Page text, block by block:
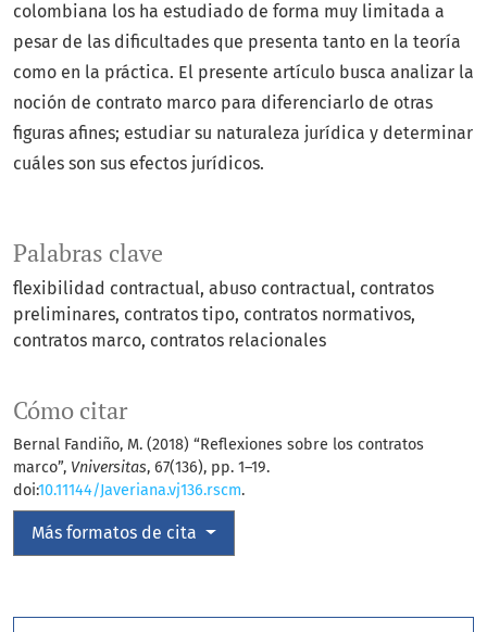
Palabras clave
flexibilidad contractual abuso contractual contratos
preliminares contratos tipo contratos normativos
contratos marco contratos relacionales
Cómo citar
Bernal Fandiño, M. (2018) “Reflexiones sobre los contratos
marco”, Vniversitas, 67(136), pp. 1–19.
doi:10.11144/Javeriana.vj136.rscm.
Más formatos de cita
colombiana los ha estudiado de forma muy limitada a
pesar de las dificultades que presenta tanto en la teoría
como en la práctica. El presente artículo busca analizar la
noción de contrato marco para diferenciarlo de otras
figuras afines; estudiar su naturaleza jurídica y determinar
cuáles son sus efectos jurídicos.